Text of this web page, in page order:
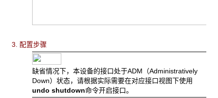
3. 配置步骤
缺省情况下，本设备的接口处于ADM（Administratively
Down）状态，请根据实际需要在对应接口视图下使用
undo shutdown命令开启接口。